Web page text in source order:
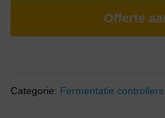
Offerte
Categorie: Fermentatie controllers